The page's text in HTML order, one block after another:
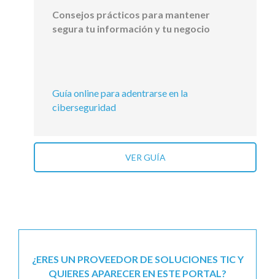
Consejos prácticos para mantener
segura tu información y tu negocio
Guía online para adentrarse en la
ciberseguridad
VER GUÍA
¿ERES UN PROVEEDOR DE SOLUCIONES TIC Y
QUIERES APARECER EN ESTE PORTAL?